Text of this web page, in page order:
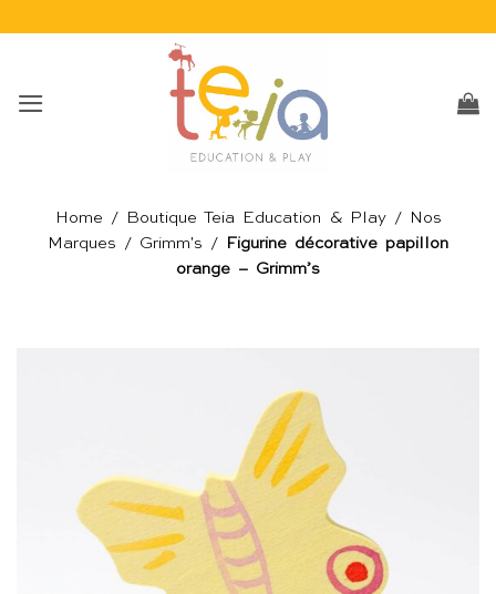
Home / Boutique Teia Education & Play/
Nos
Marques / Grimm's /
Figurine décorative papillon
orange – Grimm’s